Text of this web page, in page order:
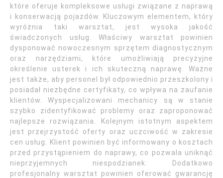
które oferuje kompleksowe usługi związane z naprawą
i konserwacją pojazdów. Kluczowym elementem, który
wyróżnia taki warsztat, jest wysoka jakość
świadczonych usług. Właściwy warsztat powinien
dysponować nowoczesnym sprzętem diagnostycznym
oraz narzędziami, które umożliwiają precyzyjne
określenie usterek i ich skuteczną naprawę. Ważne
jest także, aby personel był odpowiednio przeszkolony i
posiadał niezbędne certyfikaty, co wpływa na zaufanie
klientów. Wyspecjalizowani mechanicy są w stanie
szybko zidentyfikować problemy oraz zaproponować
najlepsze rozwiązania. Kolejnym istotnym aspektem
jest przejrzystość oferty oraz uczciwość w zakresie
cen usług. Klient powinien być informowany o kosztach
przed przystąpieniem do naprawy, co pozwala uniknąć
nieprzyjemnych niespodzianek. Dodatkowo
profesjonalny warsztat powinien oferować gwarancję